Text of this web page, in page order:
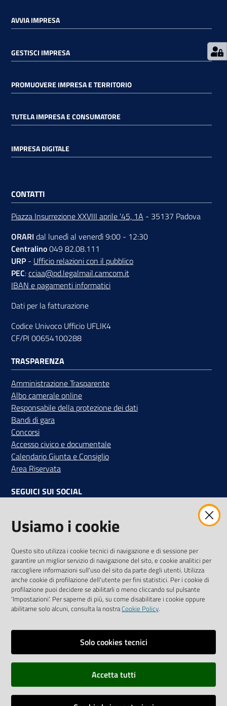
Newsle
tter
Seguici
su
AVVIA IMPRESA
GESTISCI IMPRESA
PROMUOVERE IMPRESA E TERRITORIO
TUTELA IMPRESA E CONSUMATORE
IMPRESA DIGITALE
CONTATTI
Piazza Insurrezione XXVIII aprile '45, 1A - 35137 Padova
ORARI dal lunedì al venerdì 9:00 - 12:30
Centralino049 82.08.111
URP - Ufficio relazioni con il pubblico
PEC:cciaa@pd.legalmail.camcom.it
IBAN e pagamenti informatici
Dati per la fatturazione
Codice Univoco Ufficio UFLIK4
CF/PI 00654100288
TRASPARENZA
Amministrazione Trasparente
Albo camerale online
Responsabile della protezione dei dati
Bandi di gara
Concorsi
Accesso civico e documentale
Calendario Giunta e Consiglio
Area Riservata
SEGUICI SUI SOCIAL
Ricevi tutti gli aggiornamenti su eventi, nuove opportunità e
adempimenti normativi
Privacy policy
Usiamo i cookie
Questo sito utilizza i cookie tecnici di navigazione e di sessione per
garantire un miglior servizio di navigazione del sito, e cookie analitici per
raccogliere informazioni sull'uso del sito da parte degli utenti. Utilizza
anche cookie di profilazione dell'utente per fini statistici. Per i cookie di
profilazione puoi decidere se abilitarli o meno cliccando sul pulsante
'Impostazioni'. Per saperne di più, su come disabilitare i cookie oppure
abilitarne solo alcuni, consulta la nostraCookie Policy.
Solo cookies tecnici
Accetta tutti